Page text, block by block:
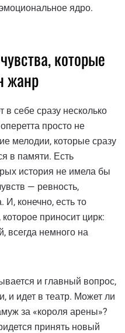
ядро.
которые
жанр
в себе сразу несколько
просто не
мелодии, которые сразу
в памяти. Есть
история не имела бы
— ревность,
конечно, есть то
приносит цирк:
всегда немного на
и главный вопрос,
и идет в театр. Может ли
за «короля арены»?
принять новый